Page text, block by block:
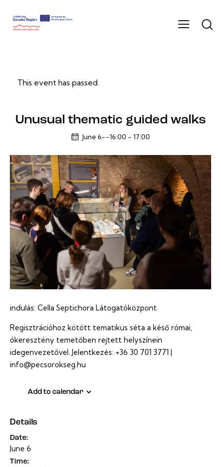
This event has passed.
Unusual thematic guided walks
June 6--16:00 - 17:00
indulás: Cella Septichora Látogatóközpont
Regisztrációhoz kötött tematikus séta a késő római,
ókeresztény temetőben rejtett helyszínein
idegenvezetővel. Jelentkezés: +36 30 701 3771 |
info@pecsorokseg.hu
Add to calendar
Details
Date:
June 6
Time: